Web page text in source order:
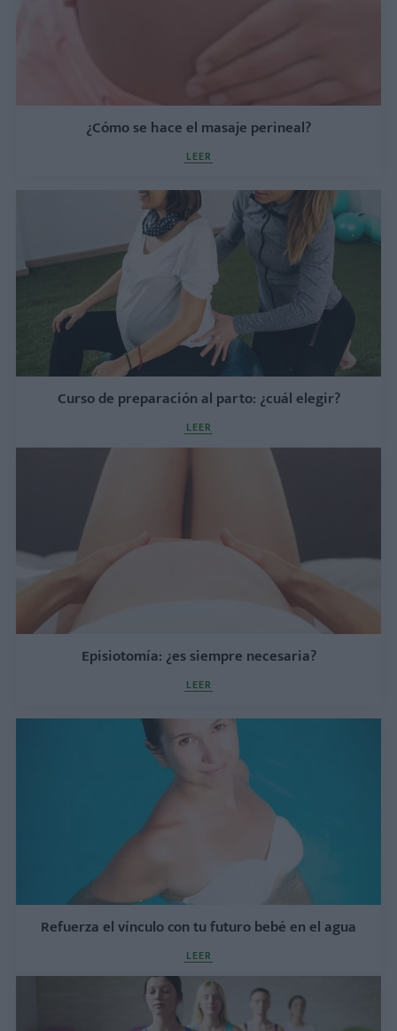
¿Cómo se hace el masaje perineal?
LEER
Curso de preparación al parto: ¿cuál elegir?
LEER
Episiotomía: ¿es siempre necesaria?
LEER
Refuerza el vínculo con tu futuro bebé en el agua
LEER